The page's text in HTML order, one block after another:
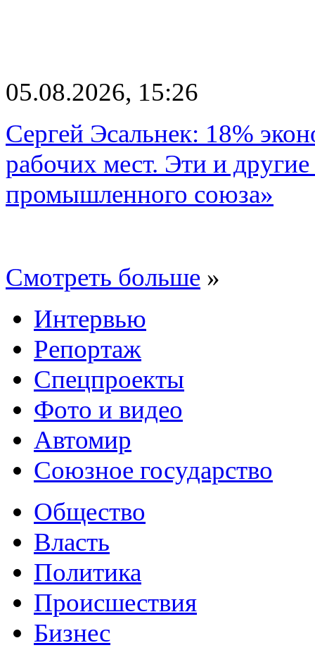
05.08.2026, 15:26
Сергей Эсальнек: 18%
рабочих мест. Эти и
промышленного союза»
Смотреть больше »
Интервью
Репортаж
Спецпроекты
Фото и видео
Автомир
Союзное государство
Общество
Власть
Политика
Происшествия
Бизнес